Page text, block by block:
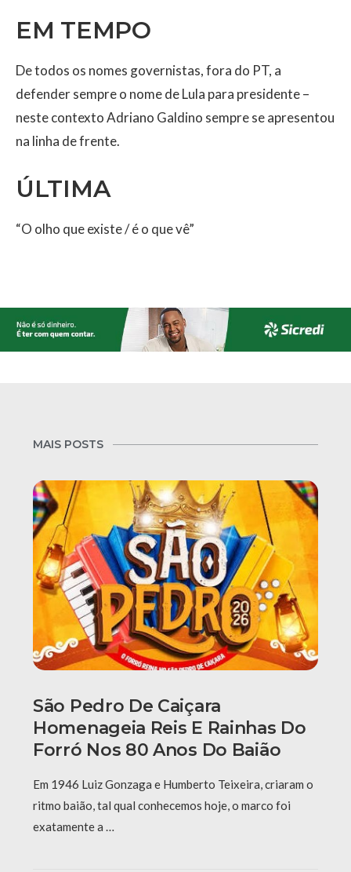
EM TEMPO
De todos os nomes governistas, fora do PT, a
defender sempre o nome de Lula para presidente –
neste contexto Adriano Galdino sempre se apresentou
na linha de frente.
ÚLTIMA
“O olho que existe / é o que vê”
MAIS POSTS
São Pedro De Caiçara
Homenageia Reis E Rainhas Do
Forró Nos 80 Anos Do Baião
Em 1946 Luiz Gonzaga e Humberto Teixeira, criaram o
ritmo baião, tal qual conhecemos hoje, o marco foi
exatamente a …